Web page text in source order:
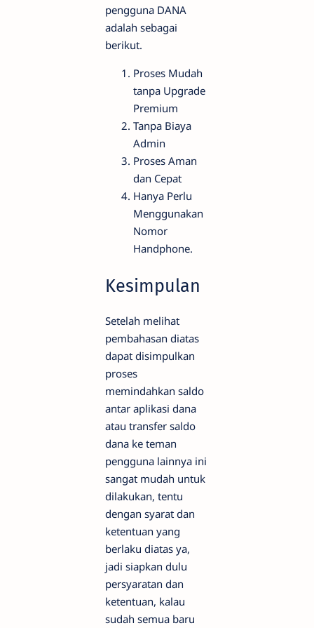
pengguna DANA
adalah sebagai
berikut.
Proses Mudah
tanpa Upgrade
Premium
Tanpa Biaya
Admin
Proses Aman
dan Cepat
Hanya Perlu
Menggunakan
Nomor
Handphone.
Kesimpulan
Setelah melihat
pembahasan diatas
dapat disimpulkan
proses
memindahkan saldo
antar aplikasi dana
atau transfer saldo
dana ke teman
pengguna lainnya ini
sangat mudah untuk
dilakukan, tentu
dengan syarat dan
ketentuan yang
berlaku diatas ya,
jadi siapkan dulu
persyaratan dan
ketentuan, kalau
sudah semua baru